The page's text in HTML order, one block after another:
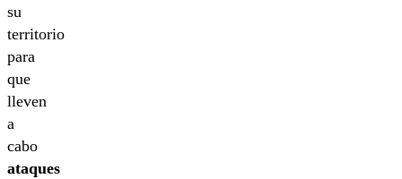
su
territorio
para
que
lleven
a
cabo
ataques